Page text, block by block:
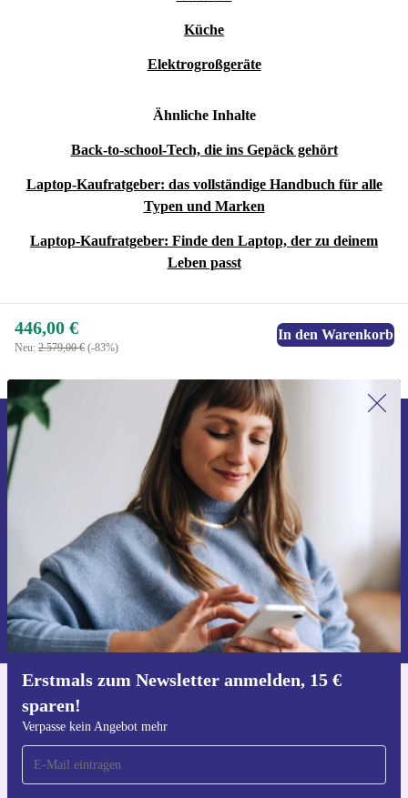
Küche
Elektrogroßgeräte
Ähnliche Inhalte
Back-to-school-Tech, die ins Gepäck gehört
Laptop-Kaufratgeber: das vollständige Handbuch für alle
Typen und Marken
Laptop-Kaufratgeber: Finde den Laptop, der zu deinem
Leben passt
446,00 €
Neu: 2.579,00 € (-83%)
In den Warenkorb
Erstmals zum Newsletter anmelden, 15 €
sparen!
Verpasse kein Angebot mehr
Erstmals zum Newsletter anmelden,
15 € sparen!
Verpasse kein Angebot mehr.
Gutschein anfordern
Informationen über die Verwendung personenbezogener Daten findest
du in unsererDatenschutzerklärung.
Für iOS und Android